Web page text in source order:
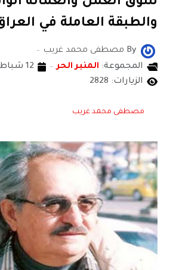
والطبقة العاملة في
By مصطفى محمد غريب
المجموعة: المنبر الحر
12 شباط/فبراير 2021
الزيارات: 2828
مصطفى محمد غريب